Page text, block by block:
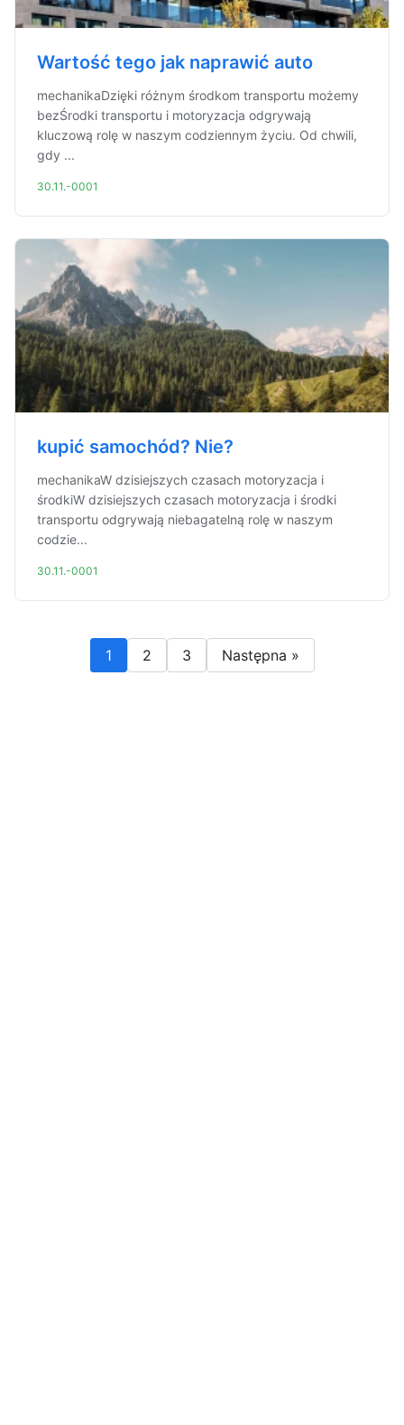
Wartość tego jak naprawić auto
mechanikaDzięki różnym środkom transportu możemy
bezŚrodki transportu i motoryzacja odgrywają
kluczową rolę w naszym codziennym życiu. Od chwili,
gdy ...
30.11.-0001
kupić samochód? Nie?
mechanikaW dzisiejszych czasach motoryzacja i
środkiW dzisiejszych czasach motoryzacja i środki
transportu odgrywają niebagatelną rolę w naszym
codzie...
30.11.-0001
1 2 3 Następna »